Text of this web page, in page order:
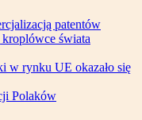
patentów
świata
w rynku UE okazało się
Polaków